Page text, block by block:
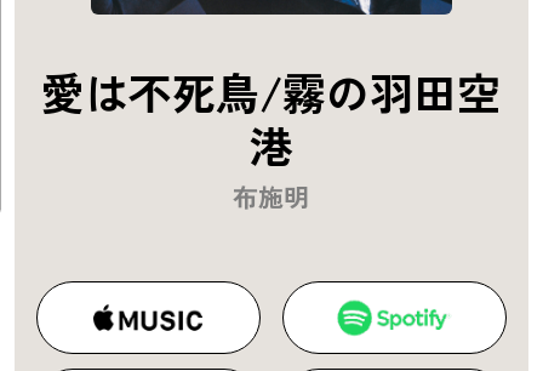
愛は不死鳥/霧の羽田空
港
布施明